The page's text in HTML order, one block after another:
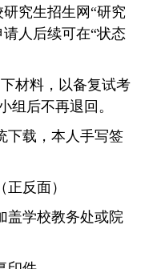
究生招生网“研究
人后续可在“状态
材料，以备复试考
组后不再退回。
下载，本人手写签
反面）
盖学校教务处或院